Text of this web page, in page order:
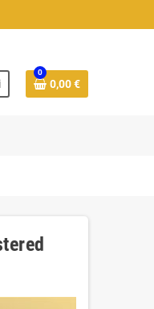
0
0,00 €